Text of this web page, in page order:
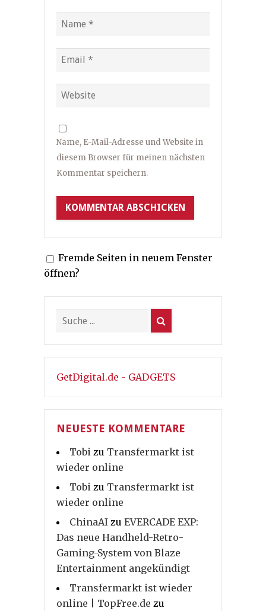
Name, E-Mail-Adresse und Website in
diesem Browser für meinen nächsten
Kommentar speichern.
Fremde Seiten in neuem Fenster
öffnen?
GetDigital.de - GADGETS
NEUESTE KOMMENTARE
Tobi zu Transfermarkt ist
wieder online
Tobi zu Transfermarkt ist
wieder online
ChinaAI zu EVERCADE EXP:
Das neue Handheld-Retro-
Gaming-System von Blaze
Entertainment angekündigt
Transfermarkt ist wieder
online | TopFree.de zu